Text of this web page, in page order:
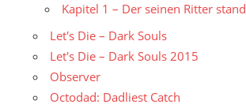
Kapitel 1 – Der seinen Ritter stand
Let's Die – Dark Souls
Let's Die – Dark Souls 2015
Observer
Octodad: Dadliest Catch